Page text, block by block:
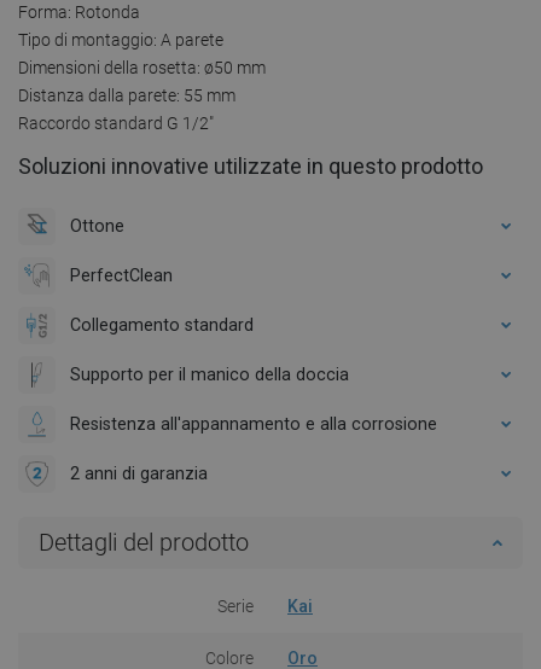
Forma: Rotonda
Tipo di montaggio: A parete
Dimensioni della rosetta: ø50 mm
Distanza dalla parete: 55 mm
Raccordo standard G 1/2"
Soluzioni innovative utilizzate in questo prodotto
Ottone
PerfectClean
Collegamento standard
Supporto per il manico della doccia
Resistenza all'appannamento e alla corrosione
2 anni di garanzia
Dettagli del prodotto
Serie Kai
Colore Oro